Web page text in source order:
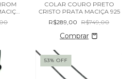
COLAR COURO PRETO
CRISTO PRATA MACIÇA 925
R$289,00 R$749,00
53% OFF